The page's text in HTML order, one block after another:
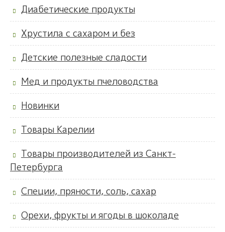
Диабетические продукты
Хрустила с сахаром и без
Детские полезные сладости
Мед и продукты пчеловодства
Новинки
Товары Карелии
Товары производителей из Санкт-
Петербурга
Специи, пряности, соль, сахар
Орехи, фрукты и ягоды в шоколаде